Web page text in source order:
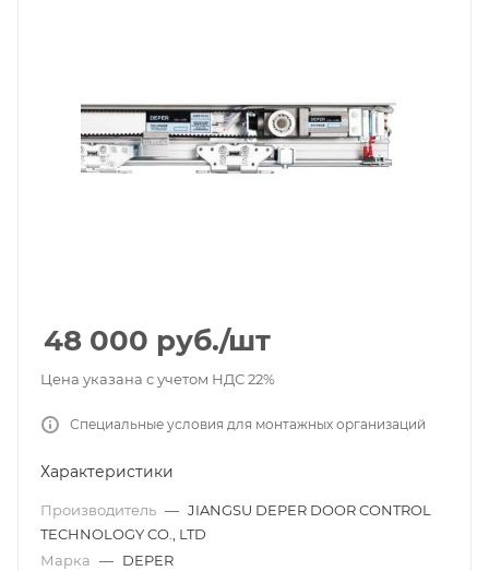
48 000 руб./шт
Цена указана с учетом НДС 22%
Специальные условия для монтажных организаций
Характеристики
Производитель — JIANGSU DEPER DOOR CONTROL
TECHNOLOGY CO., LTD
Марка — DEPER